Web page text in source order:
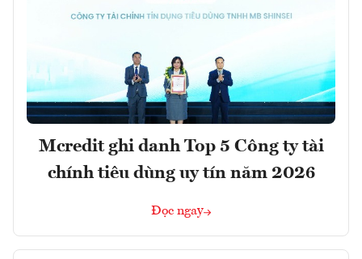
Mcredit ghi danh Top 5 Công ty tài
chính tiêu dùng uy tín năm 2026
Đọc ngay